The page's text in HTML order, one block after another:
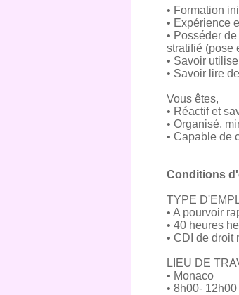
• Formation
• Expérience
• Posséder
stratifié (pose
• Savoir
• Savoir lire
Vous êtes,
• Réactif et
• Organisé,
• Capable de
Conditions
TYPE
• A pourvoir
• 40 heures
• CDI de droit
LIEU DE
• Monaco
• 8h00-